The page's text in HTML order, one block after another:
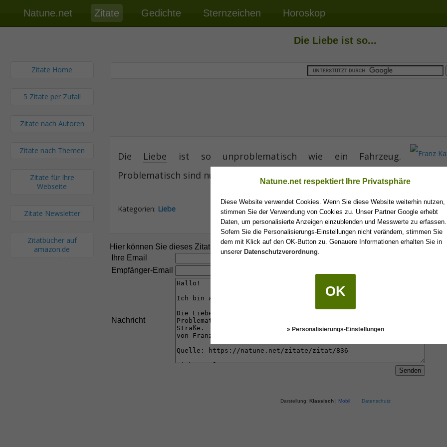
Natune.net Zitate Gedichte Sternzeichen Horoskop
Die Liebe ist so...
Zitate Home
5 Zitate per Zufall
Zitate nach Autoren
Zitate nach Themen
Zitate für Ihre
Webseite
Zitate Newsletter
Zitatbücher auf
amazon.de
Die Liebe ist so unproblematisch wie ein Fahrzeug.
Problematisch sind nur die Lenker, die Fahrgäste und die Straße.
Kategorien: Liebe
Hier können Sie dieses Zitat an einen Freund oder an sich selbst senden.
Ihre Email
Empfänger-Email
Nachricht
Darstellung: Klassisch| Mobil Datenschutz
Natune.net respektiert Ihre Privatsphäre
Diese Website verwendet Cookies. Wenn Sie diese Website weiterhin nutzen,
stimmen Sie der Verwendung von Cookies zu. Unser Partner Google erhebt
Daten, um personalisierte Anzeigen einzublenden und Messwerte zu erfassen.
Sofern Sie die Personalisierungs-Einstellungen nicht verändern, stimmen Sie
dem mit Klick auf den OK-Button zu. Genauere Informationen erhalten Sie in
unserer Datenschutzverordnung.
OK
» Personalisierungs-Einstellungen